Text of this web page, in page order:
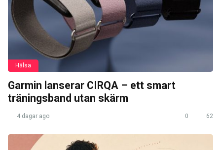
Hälsa
Garmin lanserar CIRQA – ett smart
träningsband utan skärm
4 dagar ago 0 62